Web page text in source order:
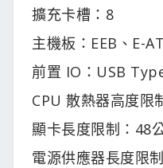
擴充卡槽：8
主機板：EEB、E-
前置 IO：USB
CPU 散熱器高度限
顯卡長度限制：48
電源供應器長度限